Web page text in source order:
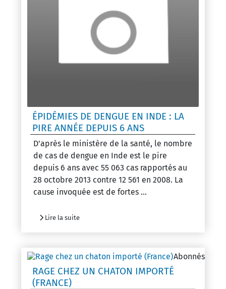
ÉPIDÉMIES DE DENGUE EN INDE : LA
PIRE ANNÉE DEPUIS 6 ANS
D'après le ministère de la santé, le nombre
de cas de dengue en Inde est le pire
depuis 6 ans avec 55 063 cas rapportés au
28 octobre 2013 contre 12 561 en 2008. La
cause invoquée est de fortes ...
Lire la suite
Abonnés
RAGE CHEZ UN CHATON IMPORTÉ
(FRANCE)